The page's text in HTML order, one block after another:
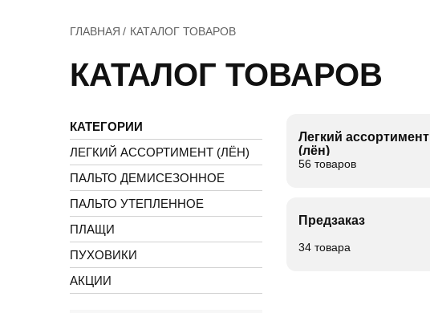
КАТАЛОГ ТОВАРОВ
ГЛАВНАЯ КАТАЛОГ ТОВАРОВ
КАТЕГОРИИ
ЛЕГКИЙ АССОРТИМЕНТ (ЛЁН)
ПАЛЬТО ДЕМИСЕЗОННОЕ
ПАЛЬТО УТЕПЛЕННОЕ
ПЛАЩИ
ПУХОВИКИ
АКЦИИ
Легкий ассортимент
(лён)
56 товаров
Предзаказ
34 товара